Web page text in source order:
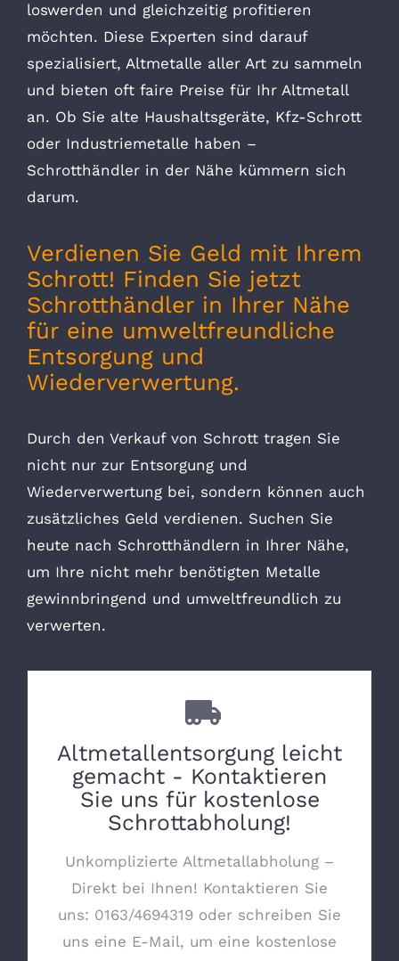
loswerden und gleichzeitig profitieren
möchten. Diese Experten sind darauf
spezialisiert, Altmetalle aller Art zu sammeln
und bieten oft faire Preise für Ihr Altmetall
an. Ob Sie alte Haushaltsgeräte, Kfz-Schrott
oder Industriemetalle haben –
Schrotthändler in der Nähe kümmern sich
darum.
Verdienen Sie Geld mit Ihrem
Schrott! Finden Sie jetzt
Schrotthändler in Ihrer Nähe
für eine umweltfreundliche
Entsorgung und
Wiederverwertung.
Durch den Verkauf von Schrott tragen Sie
nicht nur zur Entsorgung und
Wiederverwertung bei, sondern können auch
zusätzliches Geld verdienen. Suchen Sie
heute nach Schrotthändlern in Ihrer Nähe,
um Ihre nicht mehr benötigten Metalle
gewinnbringend und umweltfreundlich zu
verwerten.
Altmetallentsorgung leicht
gemacht - Kontaktieren
Sie uns für kostenlose
Schrottabholung!
Unkomplizierte Altmetallabholung –
Direkt bei Ihnen! Kontaktieren Sie
uns: 0163/4694319 oder schreiben Sie
uns eine E-Mail, um eine kostenlose